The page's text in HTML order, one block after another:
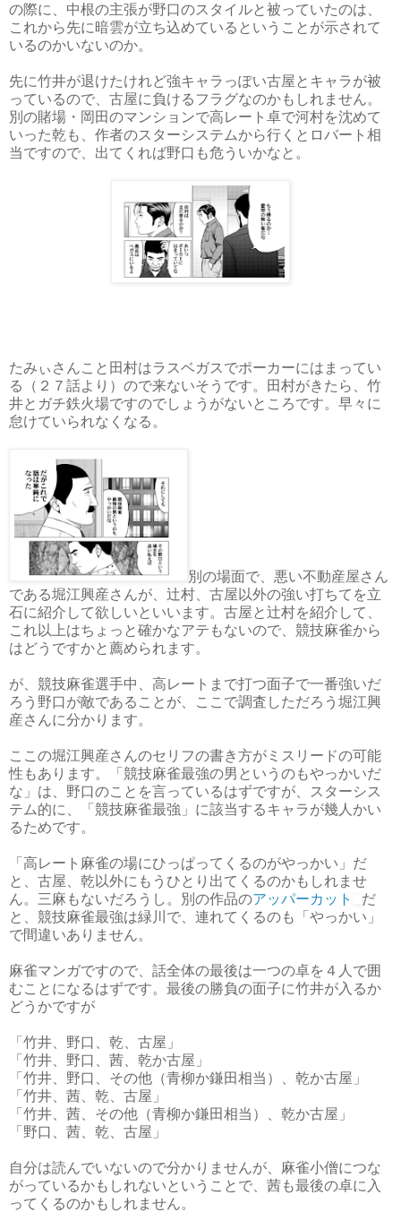
の際に、中根の主張が野口のスタイルと被っていたのは、
これから先に暗雲が立ち込めているということが示されて
いるのかいないのか。
先に竹井が退けたけれど強キャラっぽい古屋とキャラが被
っているので、古屋に負けるフラグなのかもしれません。
別の賭場・岡田のマンションで高レート卓で河村を沈めて
いった乾も、作者のスターシステムから行くとロバート相
当ですので、出てくれば野口も危ういかなと。
たみぃさんこと田村はラスベガスでポーカーにはまってい
る（２７話より）ので来ないそうです。田村がきたら、竹
井とガチ鉄火場ですのでしょうがないところです。早々に
怠けていられなくなる。
別の場面で、悪い不動産屋さん
である堀江興産さんが、辻村、古屋以外の強い打ちてを立
石に紹介して欲しいといいます。古屋と辻村を紹介して、
これ以上はちょっと確かなアテもないので、競技麻雀から
はどうですかと薦められます。
が、競技麻雀選手中、高レートまで打つ面子で一番強いだ
ろう野口が敵であることが、ここで調査しただろう堀江興
産さんに分かります。
ここの堀江興産さんのセリフの書き方がミスリードの可能
性もあります。「競技麻雀最強の男というのもやっかいだ
な」は、野口のことを言っているはずですが、スターシス
テム的に、「競技麻雀最強」に該当するキャラが幾人かい
るためです。
「高レート麻雀の場にひっぱってくるのがやっかい」だ
と、古屋、乾以外にもうひとり出てくるのかもしれませ
ん。三麻もないだろうし。別の作品のアッパーカット
だ
と、競技麻雀最強は緑川で、連れてくるのも「やっかい」
で間違いありません。
麻雀マンガですので、話全体の最後は一つの卓を４人で囲
むことになるはずです。最後の勝負の面子に竹井が入るか
どうかですが
「竹井、野口、乾、古屋」
「竹井、野口、茜、乾か古屋」
「竹井、野口、その他（青柳か鎌田相当）、乾か古屋」
「竹井、茜、乾、古屋」
「竹井、茜、その他（青柳か鎌田相当）、乾か古屋」
「野口、茜、乾、古屋」
自分は読んでいないので分かりませんが、麻雀小僧につな
がっているかもしれないということで、茜も最後の卓に入
ってくるのかもしれません。